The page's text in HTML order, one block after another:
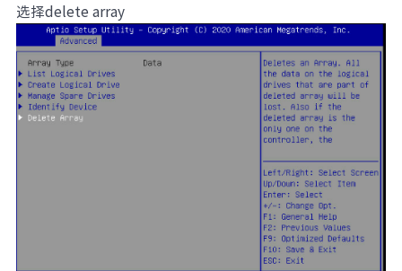
选择delete array